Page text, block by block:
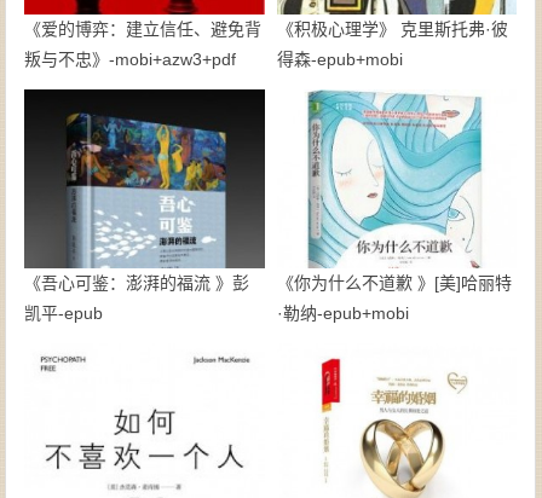
《爱的博弈：建立信任、避免背
叛与不忠》-mobi+azw3+pdf
《积极心理学》 克里斯托弗·彼
得森-epub+mobi
《吾心可鉴：澎湃的福流 》彭
凯平-epub
《你为什么不道歉 》[美]哈丽特
·勒纳-epub+mobi